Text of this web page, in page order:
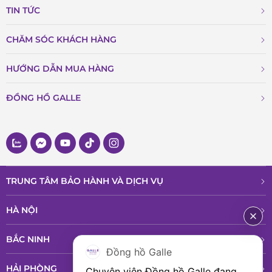
ĐỒNG HỒ NAM CERTINA C029.426.11.091.60
Đường kính mặt số của C029.426.11.091.60 là 41mm. Đây có
TIN TỨC
CHĂM SÓC KHÁCH HÀNG
HƯỚNG DẪN MUA HÀNG
ĐỒNG HỒ GALLE
TRUNG TÂM BẢO HÀNH VÀ DỊCH VỤ
HÀ NỘI
BẮC NINH
HẢI PHÒNG
Đồng hồ Galle